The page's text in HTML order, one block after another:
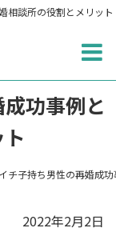
相談所の役割とメリット
功事例と
チ子持ち男性の再婚成
2022年2月2日